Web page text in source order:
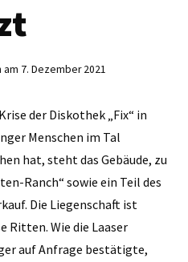
am 7. Dezember 2021
der Diskothek „Fix“ in
Menschen im Tal
hat, steht das Gebäude, zu
Ranch“ sowie ein Teil des
Die Liegenschaft ist
Ritten. Wie die Laaser
auf Anfrage bestätigte,